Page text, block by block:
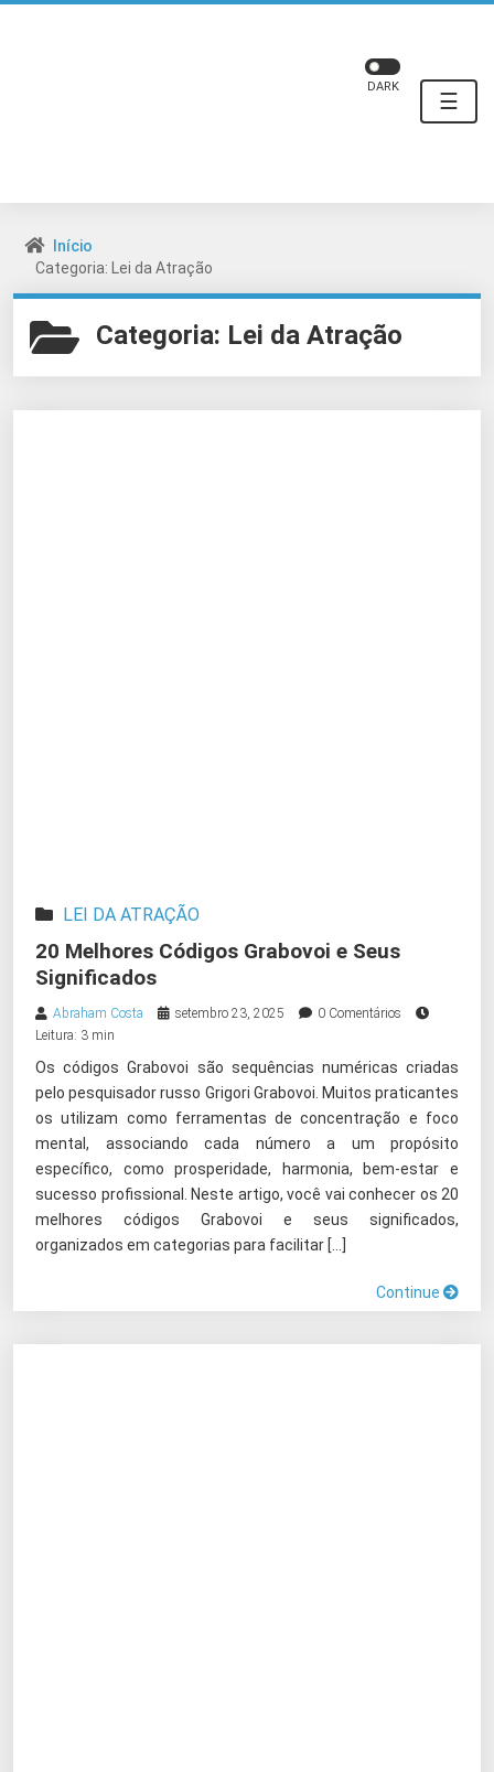
☰
DARK
Início
Categoria: Lei da Atração
Categoria: Lei da Atração
LEI DA ATRAÇÃO
20 Melhores Códigos Grabovoi e Seus
Significados
Abraham Costa setembro 23, 2025
0 Comentários
Leitura: 3 min
Os códigos Grabovoi são sequências numéricas criadas
pelo pesquisador russo Grigori Grabovoi. Muitos praticantes
os utilizam como ferramentas de concentração e foco
mental, associando cada número a um propósito
específico, como prosperidade, harmonia, bem-estar e
sucesso profissional. Neste artigo, você vai conhecer os 20
melhores códigos Grabovoi e seus significados,
organizados em categorias para facilitar […]
Continue